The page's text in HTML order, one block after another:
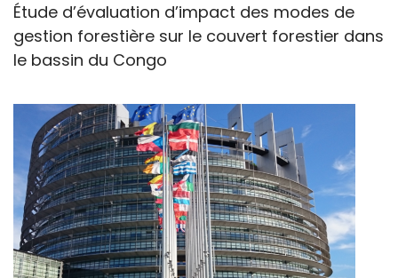
Étude d’évaluation d’impact des modes de
gestion forestière sur le couvert forestier dans
le bassin du Congo